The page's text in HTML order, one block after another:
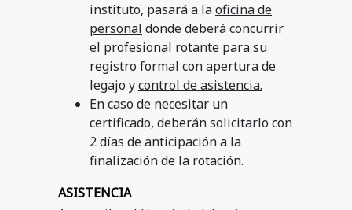
instituto, pasará a laoficina de
personal donde deberá concurrir
el profesional rotante para su
registro formal con apertura de
legajo ycontrol de asistencia.
En caso de necesitar un
certificado, deberán solicitarlo con
2 días de anticipación a la
finalización de la rotación.
ASISTENCIA